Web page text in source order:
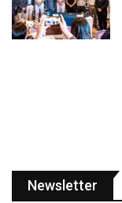
Newsletter